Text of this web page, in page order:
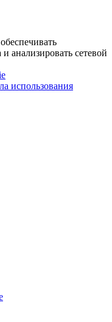
анализировать сетевой
использования